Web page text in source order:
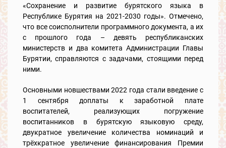
«Сохранение и развитие бурятского языка в
Республике Бурятия на 2021-2030 годы». Отмечено,
что все соисполнители программного документа, а их
с прошлого года – девять республиканских
министерств и два комитета Администрации Главы
Бурятии, справляются с задачами, стоящими перед
ними.
Основными новшествами 2022 года стали введение с
1 сентября доплаты к заработной плате
воспитателей, реализующих погружение
воспитанников в бурятскую языковую среду,
двукратное увеличение количества номинаций и
трёхкратное увеличение финансирования Премии